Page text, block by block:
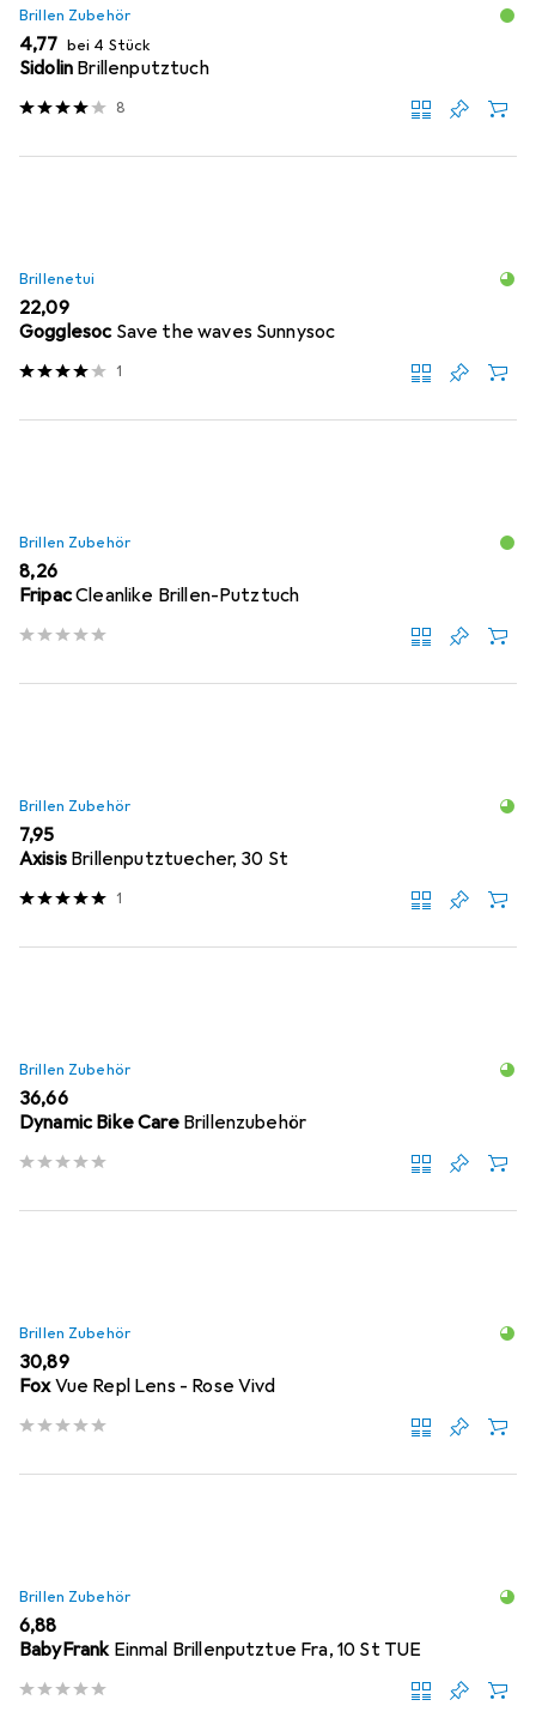
Brillen Zubehör
EUR
4,77 bei 4 Stück
Sidolin Brillenputztuch
8
Brillenetui
EUR
22,09
Gogglesoc Save the waves Sunnysoc
1
Brillen Zubehör
EUR
8,26
FripacCleanlike Brillen-Putztuch
Brillen Zubehör
EUR
7,95
Axisis Brillenputztuecher, 30 St
1
Brillen Zubehör
EUR
36,66
Dynamic Bike Care Brillenzubehör
Brillen Zubehör
EUR
30,89
FoxVue Repl Lens - Rose Vivd
Brillen Zubehör
EUR
6,88
BabyFrank Einmal Brillenputztue Fra, 10 St TUE